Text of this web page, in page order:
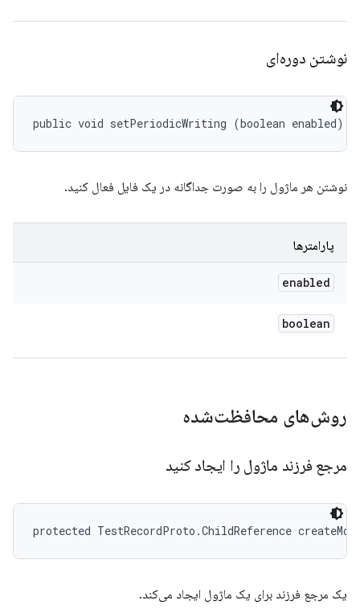
نوشتن دوره‌ای
public void setPeriodicWriting (boolean enabled)
نوشتن هر ماژول را به صورت جداگانه در یک فایل فعال کنید.
پارامترها
enabled
boolean
روش‌های محافظت‌شده
مرجع فرزند ماژول را ایجاد کنید
protected TestRecordProto.ChildReference
یک مرجع فرزند برای یک ماژول ایجاد می‌کند.